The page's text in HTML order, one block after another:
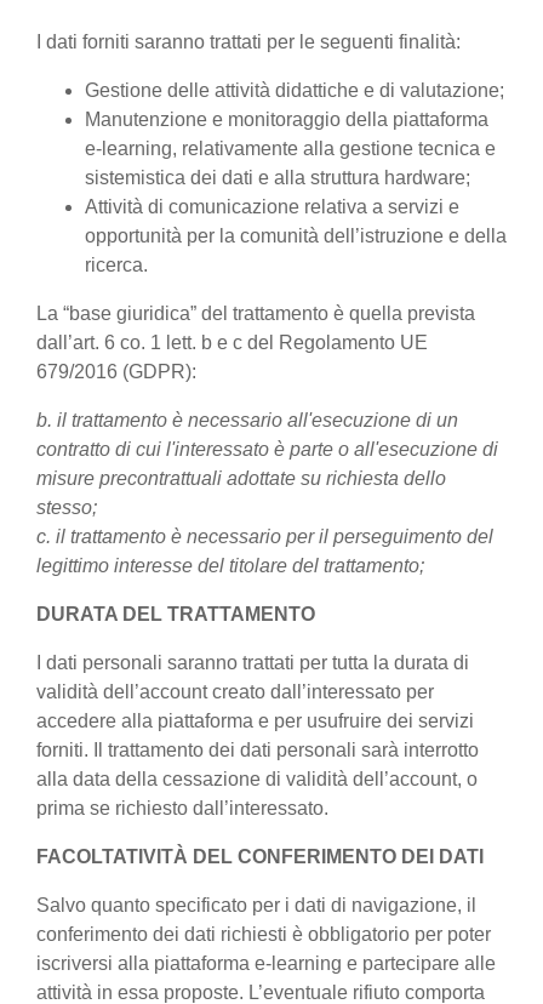
I dati forniti saranno trattati per le seguenti finalità:
Gestione delle attività didattiche e di valutazione;
Manutenzione e monitoraggio della piattaforma
e-learning, relativamente alla gestione tecnica e
sistemistica dei dati e alla struttura hardware;
Attività di comunicazione relativa a servizi e
opportunità per la comunità dell’istruzione e della
ricerca.
La “base giuridica” del trattamento è quella prevista
dall’art. 6 co. 1 lett. b e c del Regolamento UE
679/2016 (GDPR):
b. il trattamento è necessario all'esecuzione di un
contratto di cui l'interessato è parte o all'esecuzione di
misure precontrattuali adottate su richiesta dello
stesso;
c. il trattamento è necessario per il perseguimento del
legittimo interesse del titolare del trattamento;
DURATA DEL TRATTAMENTO
I dati personali saranno trattati per tutta la durata di
validità dell’account creato dall’interessato per
accedere alla piattaforma e per usufruire dei servizi
forniti. Il trattamento dei dati personali sarà interrotto
alla data della cessazione di validità dell’account, o
prima se richiesto dall’interessato.
FACOLTATIVITÀ DEL CONFERIMENTO DEI DATI
Salvo quanto specificato per i dati di navigazione, il
conferimento dei dati richiesti è obbligatorio per poter
iscriversi alla piattaforma e-learning e partecipare alle
attività in essa proposte. L’eventuale rifiuto comporta